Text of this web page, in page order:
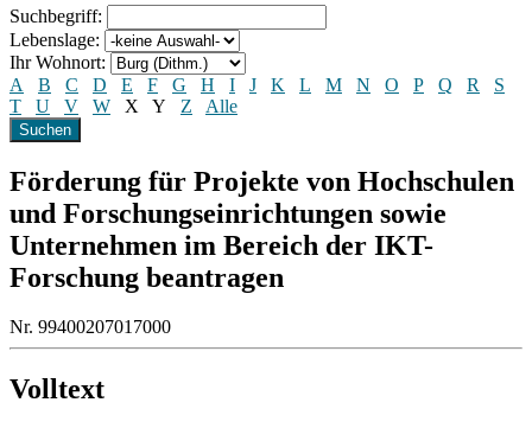
Suchbegriff:
Lebenslage:
Ihr Wohnort:
A
B C D E F G H I J K L M N O P Q R
S
T
U V W X Y Z Alle
Förderung für Projekte von Hochschulen
und Forschungseinrichtungen sowie
Unternehmen im Bereich der IKT-
Forschung beantragen
Nr. 99400207017000
Volltext